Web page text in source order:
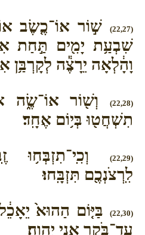
(22,27)
שׁ֣וֹר אוֹ־כֶ֤שֶׂב
שִׁבְעַ֥ת יָמִ֖ים תַּ֣חַת
וָהָ֔לְאָה יֵרָצֶ֕ה לְקָרְבַּ֥ן
(22,28)
וְשׁ֖וֹר אוֹ־שֶׂ֑ה
תִשְׁחֲט֖וּ בְּי֥וֹם אֶחָֽד׃
(22,29)
וְכִֽי־תִזְבְּח֥וּ
לִֽרְצֹנְכֶ֖ם תִּזְבָּֽחוּ׃
(22,30)
בַּיּ֤וֹם הַהוּא֙
עַד־בֹּ֑קֶר אֲנִ֖י יְהוָֽה׃